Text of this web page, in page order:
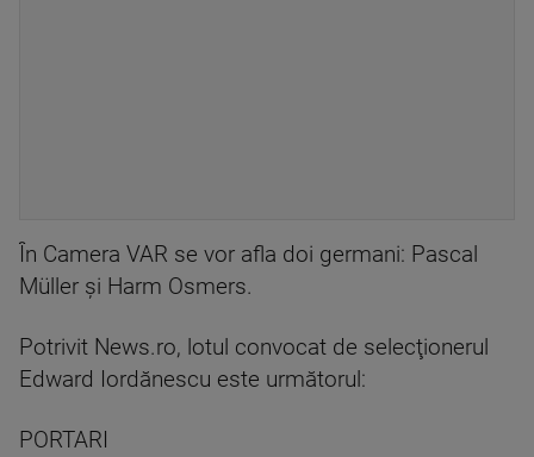
În Camera VAR se vor afla doi germani: Pascal
Müller şi Harm Osmers.
Potrivit News.ro, lotul convocat de selecţionerul
Edward Iordănescu este următorul:
PORTARI